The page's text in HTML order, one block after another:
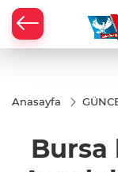
Anasayfa
Bursa